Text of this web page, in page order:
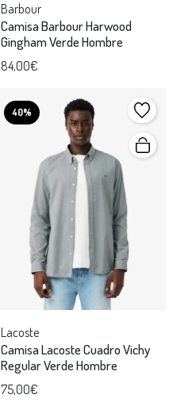
Barbour
Camisa Barbour Harwood
Gingham Verde Hombre
84,00€
40%
Lacoste
Camisa Lacoste Cuadro Vichy
Regular Verde Hombre
75,00€